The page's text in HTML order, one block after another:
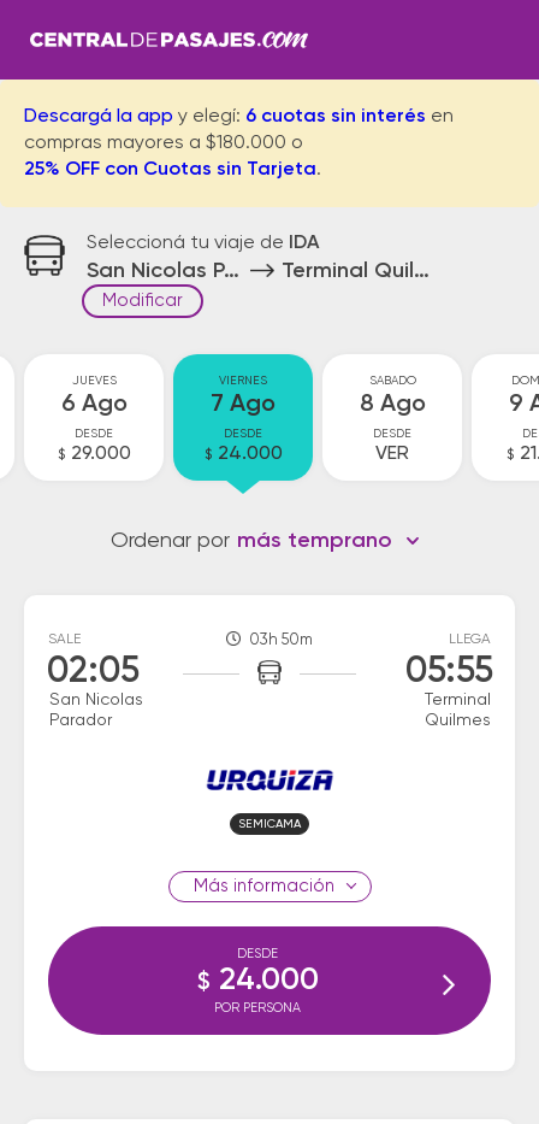
Descargá la app y elegí: 6 cuotas sin interés en
compras mayores a $180.000 o
25% OFF con Cuotas sin Tarjeta.
Seleccioná tu viaje de IDA
San Nicolas Parador Terminal Quilmes
Modificar
JUEVES
6 Ago
DESDE
$ 29.000
VIERNES
7 Ago
DESDE
$ 24.000
SABADO
8 Ago
DESDE
VER
9
$
Ordenar por más temprano
SALE
02:05
San Nicolas
Parador
03h 50m LLEGA
05:55
Terminal
Quilmes
SEMICAMA
información
DESDE
$ 24.000
POR PERSONA